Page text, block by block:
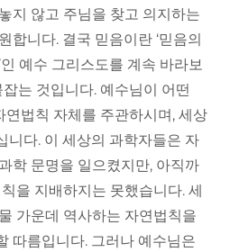
지 않고 주님을 찾고 의지하는
합니다. 결국 믿음이란 ‘믿음의
예수 그리스도를 계속 바라보
는 것입니다. 예수님이 어떤
연법칙 자체를 주관하시며, 세상
니다. 이 세상의 과학자들은 자
학 문명을 일으켰지만, 아직까
을 지배하지는 못했습니다. 세
가운데 역사하는 자연법칙을
따름입니다. 그러나 예수님은